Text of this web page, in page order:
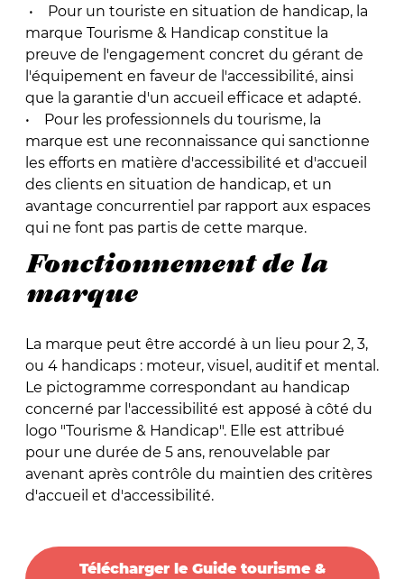
• Pour un touriste en situation de handicap, la
marque Tourisme & Handicap constitue la
preuve de l'engagement concret du gérant de
l'équipement en faveur de l'accessibilité, ainsi
que la garantie d'un accueil efficace et adapté.
• Pour les professionnels du tourisme, la
marque est une reconnaissance qui sanctionne
les efforts en matière d'accessibilité et d'accueil
des clients en situation de handicap, et un
avantage concurrentiel par rapport aux espaces
qui ne font pas partis de cette marque.
Fonctionnement de la
marque
La marque peut être accordé à un lieu pour 2, 3,
ou 4 handicaps : moteur, visuel, auditif et mental.
Le pictogramme correspondant au handicap
concerné par l'accessibilité est apposé à côté du
logo "Tourisme & Handicap". Elle est attribué
pour une durée de 5 ans, renouvelable par
avenant après contrôle du maintien des critères
d'accueil et d'accessibilité.
Télécharger le Guide tourisme &